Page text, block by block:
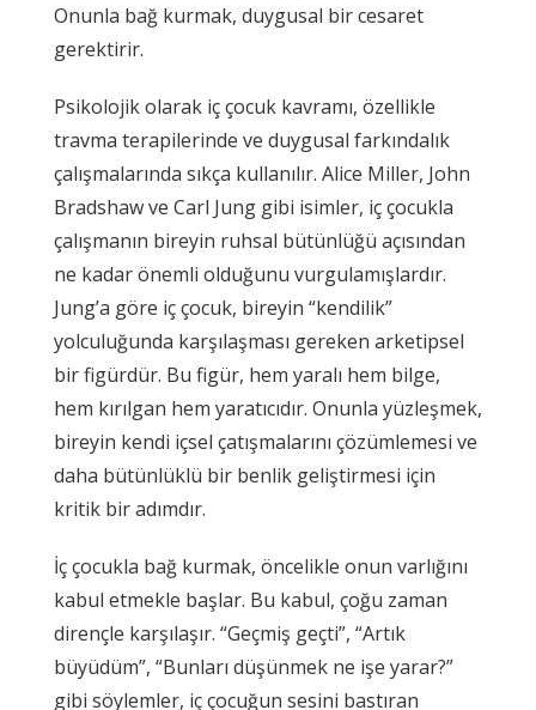
Onunla bağ kurmak, duygusal bir cesaret
gerektirir.
Psikolojik olarak iç çocuk kavramı, özellikle
travma terapilerinde ve duygusal farkındalık
çalışmalarında sıkça kullanılır. Alice Miller, John
Bradshaw ve Carl Jung gibi isimler, iç çocukla
çalışmanın bireyin ruhsal bütünlüğü açısından
ne kadar önemli olduğunu vurgulamışlardır.
Jung’a göre iç çocuk, bireyin “kendilik”
yolculuğunda karşılaşması gereken arketipsel
bir figürdür. Bu figür, hem yaralı hem bilge,
hem kırılgan hem yaratıcıdır. Onunla yüzleşmek,
bireyin kendi içsel çatışmalarını çözümlemesi ve
daha bütünlüklü bir benlik geliştirmesi için
kritik bir adımdır.
İç çocukla bağ kurmak, öncelikle onun varlığını
kabul etmekle başlar. Bu kabul, çoğu zaman
dirençle karşılaşır. “Geçmiş geçti”, “Artık
büyüdüm”, “Bunları düşünmek ne işe yarar?”
gibi söylemler, iç çocuğun sesini bastıran